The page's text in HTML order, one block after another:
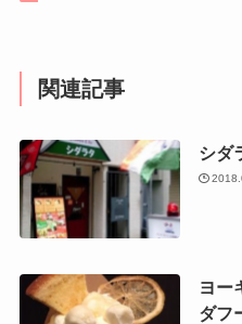
関連記事
シダ
ヨー
ダフ